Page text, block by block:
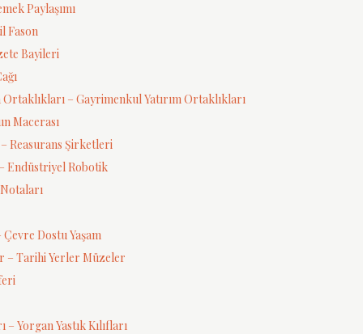
Paylaşımı
Fason
Bayileri
Ortaklıkları – Gayrimenkul Yatırım Ortaklıkları
Macerası
Reasurans Şirketleri
Endüstriyel Robotik
Dostu Yaşam
– Tarihi Yerler Müzeler
– Yorgan Yastık Kılıfları